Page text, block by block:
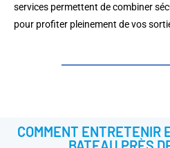
services permettent de combiner
pour profiter pleinement de vos
COMMENT ENTRETENIR